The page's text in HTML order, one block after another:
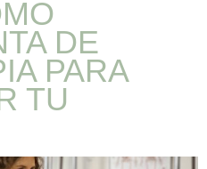
DE
PARA
TU